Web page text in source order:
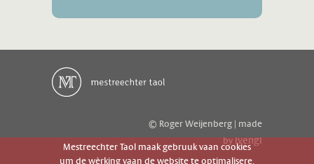
© Roger Weijenberg | made
byivengi
Mestreechter Taol maak gebruuk vaan cookies
um de wèrking vaan de website te optimalisere.